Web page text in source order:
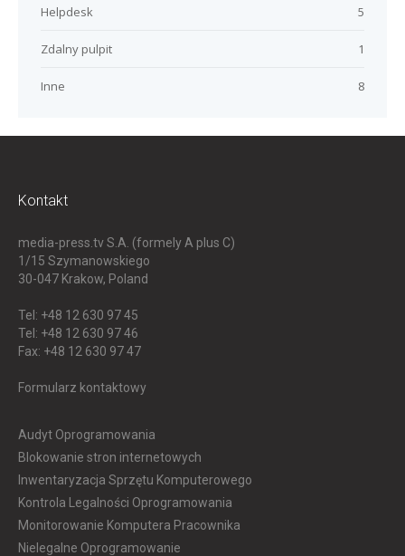
5
Helpdesk
1
Zdalny pulpit
8
Inne
Kontakt
media-press.tv S.A. (formely A plus C)
1/15 Szymanowskiego
30-047 Krakow, Poland
Tel: +48 12 630 97 45
Tel: +48 12 630 97 46
Fax: +48 12 630 97 47
Formularz kontaktowy
Audyt Oprogramowania
Blokowanie stron internetowych
Inwentaryzacja Sprzętu Komputerowego
Kontrola Legalności Oprogramowania
Monitorowanie Komputera Pracownika
Nielegalne Oprogramowanie